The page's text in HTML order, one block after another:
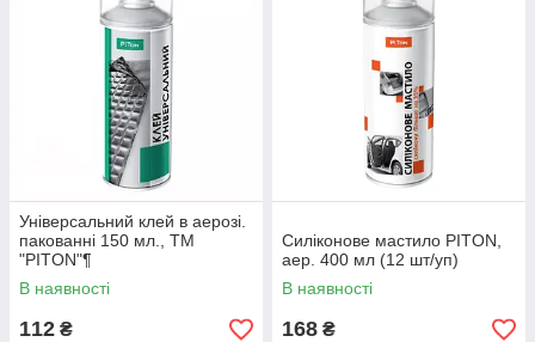
Універсальний клей в аерозі.
пакованні 150 мл., ТМ
"PITON"¶
В наявності
112 ₴
Силіконове мастило PITON,
аер. 400 мл (12 шт/уп)
В наявності
168 ₴